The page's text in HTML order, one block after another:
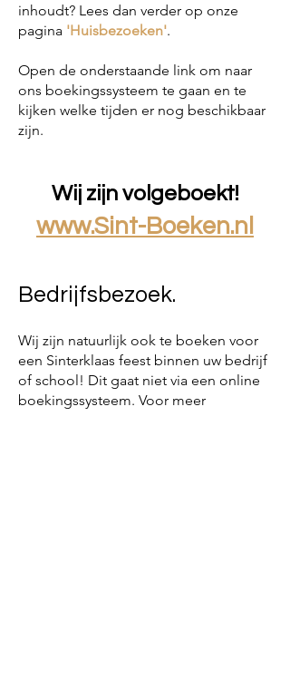
inhoudt? Lees dan verder op onze
pagina 'Huisbezoeken'.
Open de onderstaande link om naar
ons boekingssysteem te gaan en te
kijken welke tijden er nog beschikbaar
zijn.
Wij zijn volgeboekt!
www.Sint-Boeken.nl
Bedrijfsbezoek.
Wij zijn natuurlijk ook te boeken voor
een Sinterklaas feest binnen uw bedrijf
of school! Dit gaat niet via een online
boekingssysteem. Voor meer